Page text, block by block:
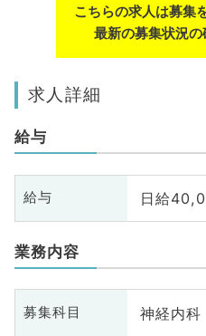
こちらの求人は募集
最新の募集状況の
求人詳細
給与
給与 日給
業務内容
募集科目 神経内科